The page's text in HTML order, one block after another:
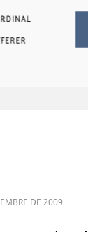
DE 2009